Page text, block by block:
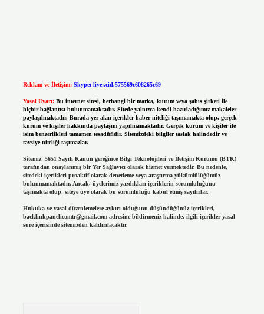
Reklam ve İletişim: Skype: live:.cid.575569c608265c69
Yasal Uyarı: Bu internet sitesi, herhangi bir marka, kurum veya şahıs şirketi ile
hiçbir bağlantısı bulunmamaktadır. Sitede yalnızca kendi hazırladığımız makaleler
paylaşılmaktadır. Burada yer alan içerikler haber niteliği taşımamakta olup, gerçek
kurum ve kişiler hakkında paylaşım yapılmamaktadır. Gerçek kurum ve kişiler ile
isim benzerlikleri tamamen tesadüfidir. Sitemizdeki bilgiler taslak halindedir ve
tavsiye niteliği taşımazlar.
Sitemiz, 5651 Sayılı Kanun gereğince Bilgi Teknolojileri ve İletişim Kurumu (BTK)
tarafından onaylanmış bir Yer Sağlayıcı olarak hizmet vermektedir. Bu nedenle,
sitedeki içerikleri proaktif olarak denetleme veya araştırma yükümlülüğümüz
bulunmamaktadır. Ancak, üyelerimiz yazdıkları içeriklerin sorumluluğunu
taşımakta olup, siteye üye olarak bu sorumluluğu kabul etmiş sayılırlar.
Hukuka ve yasal düzenlemelere aykırı olduğunu düşündüğünüz içerikleri,
backlinkpanelicomtr@gmail.comadresine bildirmeniz halinde, ilgili içerikler yasal
süre içerisinde sitemizden kaldırılacaktır.